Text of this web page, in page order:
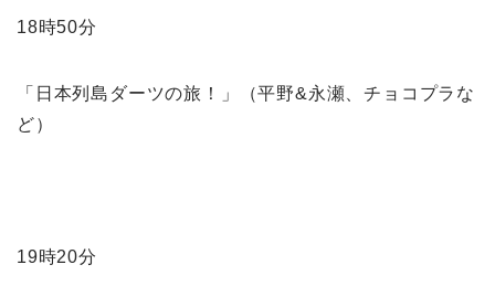
18時50分
「日本列島ダーツの旅！」（平野&永瀬、チョコプラな
ど）
19時20分